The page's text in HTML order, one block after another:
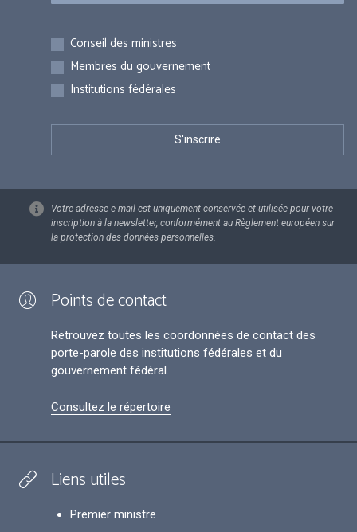
Inscriptions
Conseil des ministres
Membres du gouvernement
Institutions fédérales
Votre adresse e-mail est uniquement conservée et utilisée pour votre
inscription à la newsletter, conformément au Règlement européen sur
la protection des données personnelles.
Points de contact
Retrouvez toutes les coordonnées de contact des
porte-parole des institutions fédérales et du
gouvernement fédéral.
Consultez le répertoire
Liens utiles
Premier ministre